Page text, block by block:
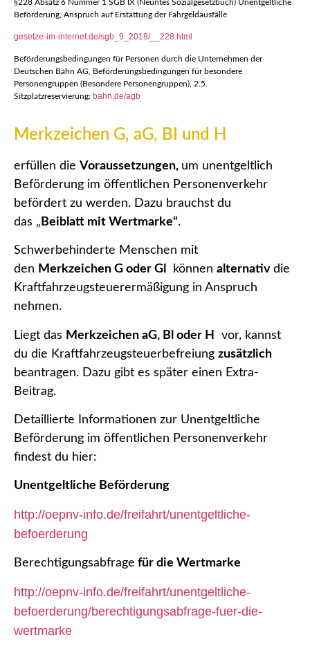
§228 Absatz 6 Nummer 1 SGB IX (Neuntes Sozialgesetzbuch) Unentgeltliche
Beförderung, Anspruch auf Erstattung der Fahrgeldausfälle
gesetze-im-internet.de/sgb_9_2018/__228.html
Beförderungsbedingungen für Personen durch die Unternehmen der
Deutschen Bahn AG, Beförderungsbedingungen für besondere
Personengruppen (Besondere Personengruppen), 2.5.
Sitzplatzreservierung: bahn.de/agb
Merkzeichen G, aG, BI und H
erfüllen die Voraussetzungen, um unentgeltlich
Beförderung im öffentlichen Personenverkehr
befördert zu werden. Dazu brauchst du
das „ Beiblatt mit Wertmarke“.
Schwerbehinderte Menschen mit
den Merkzeichen G oder Gl können alternativ die
Kraftfahrzeugsteuerermäßigung in Anspruch
nehmen.
Liegt das Merkzeichen aG, Bl oder H
vor, kannst
du die Kraftfahrzeugsteuerbefreiung zusätzlich
beantragen. Dazu gibt es später einen Extra-
Beitrag.
Detaillierte Informationen zur Unentgeltliche
Beförderung im öffentlichen Personenverkehr
findest du hier:
Unentgeltliche Beförderung
http://oepnv-info.de/freifahrt/unentgeltliche-
befoerderung
Berechtigungsabfrage für die Wertmarke
http://oepnv-info.de/freifahrt/unentgeltliche-
befoerderung/berechtigungsabfrage-fuer-die-
wertmarke